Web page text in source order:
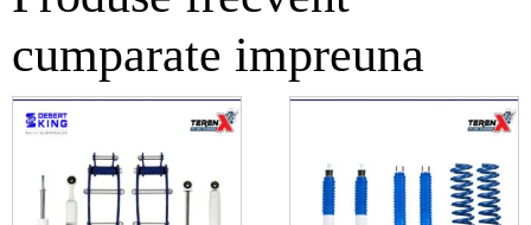
cumparate impreuna